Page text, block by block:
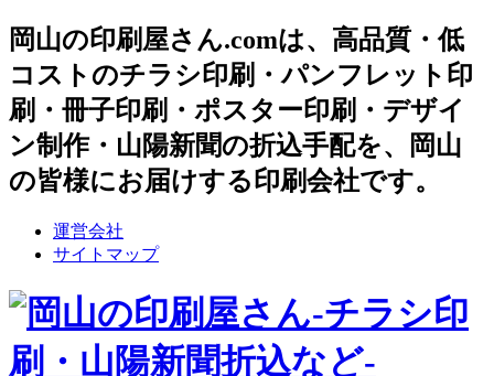
岡山の印刷屋さん.comは、高品質・低
コストのチラシ印刷・パンフレット印
刷・冊子印刷・ポスター印刷・デザイ
ン制作・山陽新聞の折込手配を、岡山
の皆様にお届けする印刷会社です。
運営会社
サイトマップ